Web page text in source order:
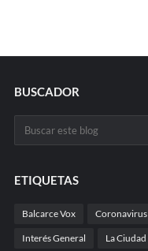
BUSCADOR
ETIQUETAS
Balcarce Vox Coronavirus
Interés General La Ciudad